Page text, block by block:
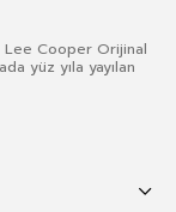
Lee Cooper Orijinal
yüz yıla yayılan